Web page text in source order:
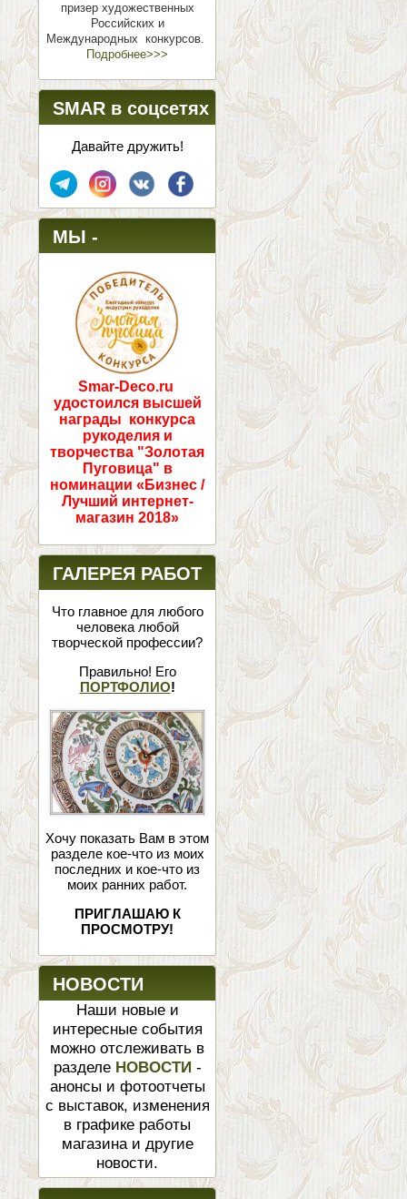
призер художественных
Российских и
Международных конкурсов.
Подробнее>>>
SMAR в соцсетях
Давайте дружить!
МЫ -
ПОБЕДИТЕЛИ!
Smar-Deco.ru
удостоился высшей
награды конкурса
рукоделия и
творчества "Золотая
Пуговица" в
номинации «Бизнес /
Лучший интернет-
магазин 2018»
ГАЛЕРЕЯ РАБОТ
Что главное для любого
человека любой
творческой профессии?
Правильно! Его
ПОРТФОЛИО!
Хочу показать Вам в этом
разделе кое-что из моих
последних и кое-что из
моих ранних работ.
ПРИГЛАШАЮ К
ПРОСМОТРУ!
НОВОСТИ
Наши новые и
интересные события
можно отслеживать в
разделе НОВОСТИ -
анонсы и фотоотчеты
с выставок, изменения
в графике работы
магазина и другие
новости.